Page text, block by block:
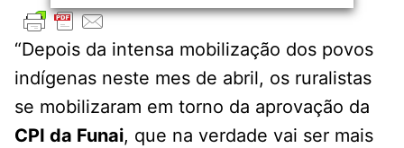
“Depois da intensa mobilização dos povos
indígenas neste mes de abril, os ruralistas
se mobilizaram em torno da aprovação da
CPI da Funai, que na verdade vai ser mais